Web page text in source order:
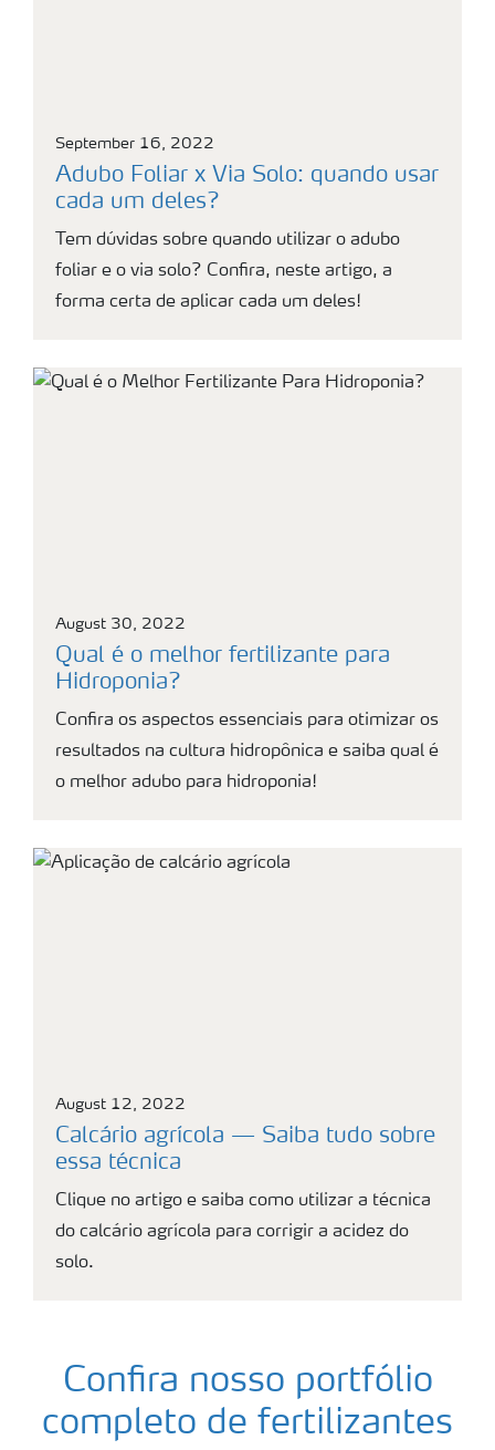
September 16, 2022
Adubo Foliar x Via Solo: quando usar
cada um deles?
Tem dúvidas sobre quando utilizar o adubo
foliar e o via solo? Confira, neste artigo, a
forma certa de aplicar cada um deles!
August 30, 2022
Qual é o melhor fertilizante para
Hidroponia?
Confira os aspectos essenciais para otimizar os
resultados na cultura hidropônica e saiba qual é
o melhor adubo para hidroponia!
August 12, 2022
Calcário agrícola — Saiba tudo sobre
essa técnica
Clique no artigo e saiba como utilizar a técnica
do calcário agrícola para corrigir a acidez do
solo.
Confira nosso portfólio
completo de fertilizantes